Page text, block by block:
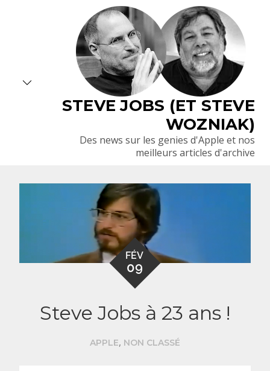
STEVE JOBS (ET STEVE
WOZNIAK)
Des news sur les genies d'Apple et nos
meilleurs articles d'archive
FÉV
09
Steve Jobs à 23 ans !
APPLE, NON CLASSÉ